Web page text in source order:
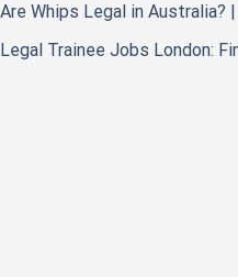
Are Whips Legal in Australia?
Legal Trainee Jobs London: